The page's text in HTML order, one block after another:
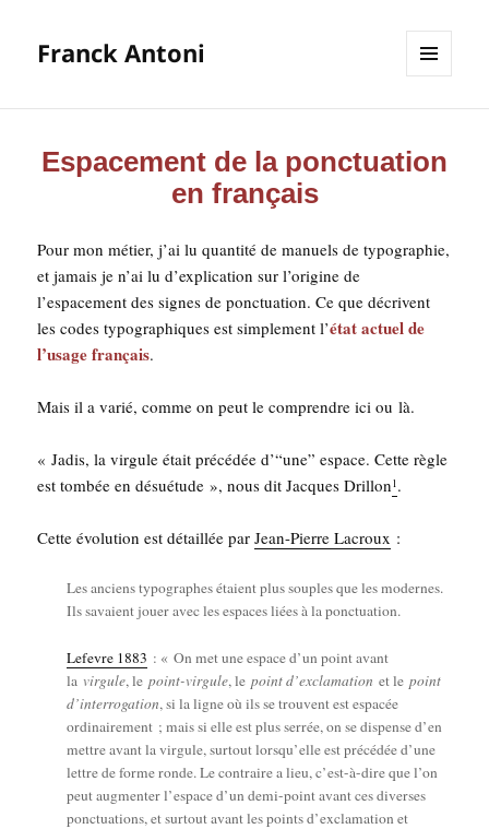
Franck Antoni
ET
Espacement de la ponctuation
en français
Pour mon métier, j’ai lu quan­ti­té de manuels de typo­gra­phie,
et jamais je n’ai lu d’ex­pli­ca­tion sur l’o­ri­gine de
l’es­pa­ce­ment des signes de ponc­tua­tion. Ce que décrivent
les codes typo­gra­phiques est sim­ple­ment l’état actuel de
l’u­sage fran­çais.
Mais il a varié, comme on peut le com­prendre ici ou là.
« Jadis, la vir­gule était pré­cé­dée d’“une” espace. Cette règle
est tom­bée en désué­tude », nous dit Jacques Drillon1.
Cette évo­lu­tion est détaillée parJean-Pierre Lacroux :
Les anciens typo­graphes étaient plus souples que les modernes.
Ils savaient jouer avec les espaces liées à la ponctuation.
Lefevre 1883 : « On met une espace d’un point avant
la vir­gule, lepoint-vir­gule, lepoint d’exclamation et lepoint
d’interrogation, si la ligne où ils se trouvent est espa­cée
ordi­nai­re­ment ; mais si elle est plus ser­rée, on se dis­pense d’en
mettre avant la vir­gule, sur­tout lorsqu’elle est pré­cé­dée d’une
lettre de forme ronde. Le contraire a lieu, c’est-à-dire que l’on
peut aug­men­ter l’espace d’un demi-point avant ces diverses
ponc­tua­tions, et sur­tout avant les points d’exclamation et